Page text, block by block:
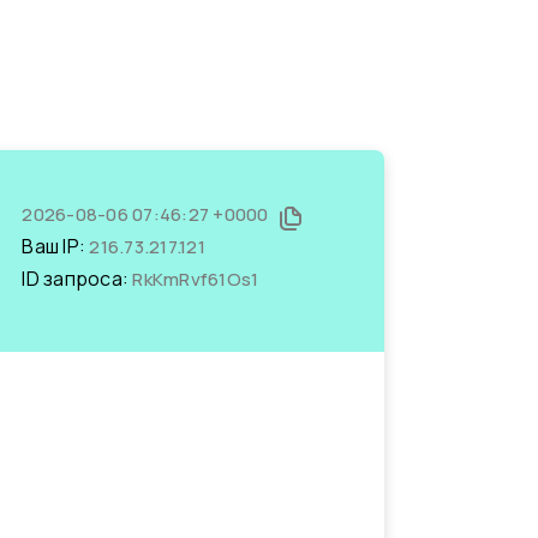
2026-08-06 07:46:27 +0000
Ваш IP:216.73.217.121
ID запроса:RkKmRvf61Os1